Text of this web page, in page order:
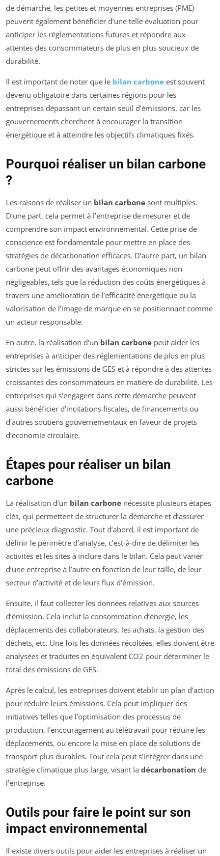
de démarche, les petites et moyennes entreprises (PME)
peuvent également bénéficier d’une telle évaluation pour
anticiper les réglementations futures et répondre aux
attentes des consommateurs de plus en plus soucieux de
durabilité.
Il est important de noter que le bilan carbone est souvent
devenu obligatoire dans certaines régions pour les
entreprises dépassant un certain seuil d’émissions, car les
gouvernements cherchent à encourager la transition
énergétique et à atteindre les objectifs climatiques fixés.
Pourquoi réaliser un bilan carbone
?
Les raisons de réaliser un bilan carbone sont multiples.
D’une part, cela permet à l’entreprise de mesurer et de
comprendre son impact environnemental. Cette prise de
conscience est fondamentale pour mettre en place des
stratégies de décarbonation efficaces. D’autre part, un bilan
carbone peut offrir des avantages économiques non
négligeables, tels que la réduction des coûts énergétiques à
travers une amélioration de l’efficacité énergétique ou la
valorisation de l’image de marque en se positionnant comme
un acteur responsable.
En outre, la réalisation d’un bilan carbone peut aider les
entreprises à anticiper des réglementations de plus en plus
strictes sur les émissions de GES et à répondre à des attentes
croissantes des consommateurs en matière de durabilité. Les
entreprises qui s’engagent dans cette démarche peuvent
aussi bénéficier d’incitations fiscales, de financements ou
d’autres soutiens gouvernementaux en faveur de projets
d’économie circulaire.
Étapes pour réaliser un bilan
carbone
La réalisation d’un bilan carbone nécessite plusieurs étapes
clés, qui permettent de structurer la démarche et d’assurer
une précieux diagnostic. Tout d’abord, il est important de
définir le périmètre d’analyse, c’est-à-dire de délimiter les
activités et les sites à inclure dans le bilan. Cela peut varier
d’une entreprise à l’autre en fonction de leur taille, de leur
secteur d’activité et de leurs flux d’émission.
Ensuite, il faut collecter les données relatives aux sources
d’émission. Cela inclut la consommation d’énergie, les
déplacements des collaborateurs, les achats, la gestion des
déchets, etc. Une fois les données récoltées, elles doivent être
analysées et traduites en équivalent CO2 pour déterminer le
total des émissions de GES.
Après le calcul, les entreprises doivent établir un plan d’action
pour réduire leurs émissions. Cela peut impliquer des
initiatives telles que l’optimisation des processus de
production, l’encouragement au télétravail pour réduire les
déplacements, ou encore la mise en place de solutions de
transport plus durables. Tout cela peut s’intégrer dans une
stratégie climatique plus large, visant la décarbonation de
l’entreprise.
Outils pour faire le point sur son
impact environnemental
Il existe divers outils pour aider les entreprises à réaliser un